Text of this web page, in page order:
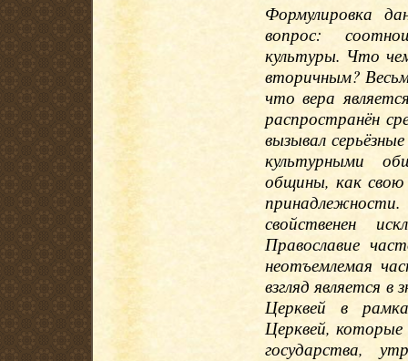
Формулировка
вопрос:
культуры. Что
вторичным?
что вера
распространён
вызывал
культурными
общины, как свою
свойственен
Православие
неотъемлемая
взгляд является
Церквей в
Церквей,
государства,